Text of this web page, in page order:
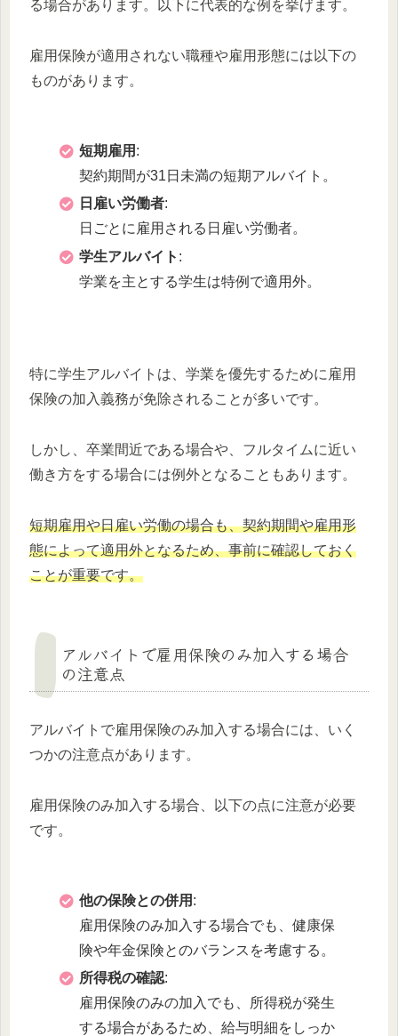
る場合があります。以下に代表的な例を挙げます。
雇用保険が適用されない職種や雇用形態には以下の
ものがあります。
短期雇用 :
契約期間が31日未満の短期アルバイト。
日雇い労働者:
日ごとに雇用される日雇い労働者。
学生アルバイト :
学業を主とする学生は特例で適用外。
特に学生アルバイトは、学業を優先するために雇用
保険の加入義務が免除されることが多いです。
しかし、卒業間近である場合や、フルタイムに近い
働き方をする場合には例外となることもあります。
短期雇用や日雇い労働の場合も、契約期間や雇用形
態によって適用外となるため、事前に確認しておく
ことが重要です。
アルバイトで雇用保険のみ加入する場合
の注意点
アルバイトで雇用保険のみ加入する場合には、いく
つかの注意点があります。
雇用保険のみ加入する場合、以下の点に注意が必要
です。
他の保険との併用 :
雇用保険のみ加入する場合でも、健康保
険や年金保険とのバランスを考慮する。
所得税の確認:
雇用保険のみの加入でも、所得税が発生
する場合があるため、給与明細をしっか